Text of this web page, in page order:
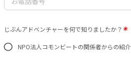
じぶんアドベンチャーを何で知りましたか？
NPO法人コモンビートの関係者からの紹介